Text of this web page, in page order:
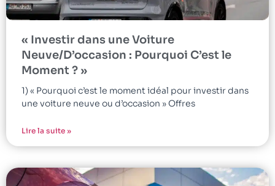
« Investir dans une Voiture
Neuve/D’occasion : Pourquoi C’est le
Moment ? »
1) « Pourquoi c’est le moment idéal pour investir dans
une voiture neuve ou d’occasion » Offres
Lire la suite »